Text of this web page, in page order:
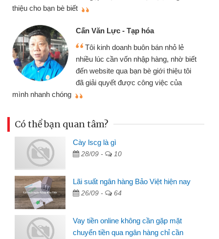
thiệu cho bạn bè biết
Cấn Văn Lực - Tạp hóa
Tôi kinh doanh buôn bán nhỏ lẻ
nhiều lúc cần vốn nhập hàng, nhờ biết
đến website qua bạn bè giới thiệu tôi
đã giải quyết được công việc của
mình nhanh chóng
Có thể bạn quan tâm?
Cày lscg là gì
28/09 - 10
Lãi suất ngân hàng Bảo Việt hiện nay
26/09 - 64
Vay tiền online không cần gặp mặt
chuyển tiền qua ngân hàng chỉ cần